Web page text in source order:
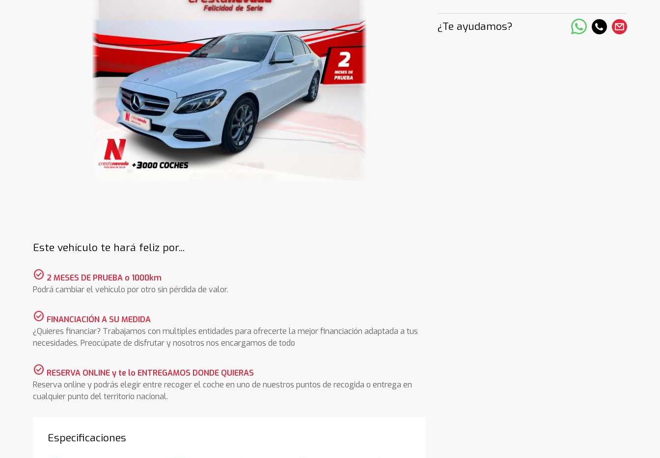
¿Te ayudamos?
Este vehículo te hará feliz por...
check_circle 2 MESES DE PRUEBA o 1000km
Podrá cambiar el vehículo por otro sin pérdida de valor.
check_circle FINANCIACIÓN A SU MEDIDA
¿Quieres financiar? Trabajamos con multiples entidades para ofrecerte la mejor financiación adaptada a tus
necesidades. Preocúpate de disfrutar y nosotros nos encargamos de todo
check_circle RESERVA ONLINE y te lo ENTREGAMOS DONDE QUIERAS
Reserva online y podrás elegir entre recoger el coche en uno de nuestros puntos de recogida o entrega en
cualquier punto del territorio nacional.
Especificaciones